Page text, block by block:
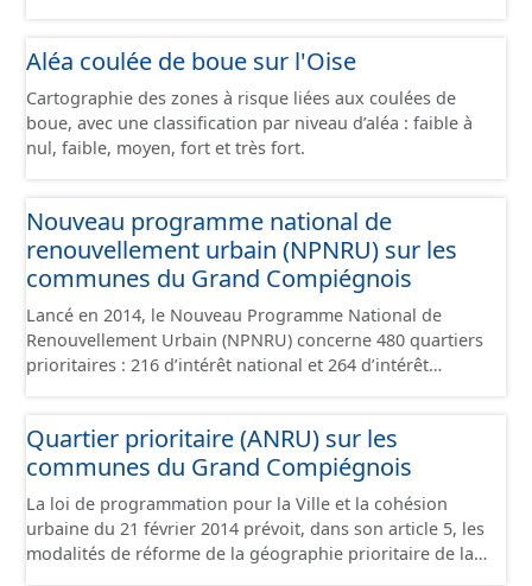
faible - inondations de cave, avec une fiabilité forte -
inondations de cave, avec une fiabilité moyenne -
inondations de cave, avec une fiabilité faible -
inondations de cave, avec une fiabilité inconnue -
absence d'inondation, avec une fiabilité forte - absence
d'inondation, avec une fiabilité faible - absence
d'inondation, avec une fiabilité inconnue
Aléa coulée de boue sur l'Oise
Cartographie des zones à risque liées aux coulées de
boue, avec une classification par niveau d’aléa : faible à
nul, faible, moyen, fort et très fort.
Nouveau programme national de
renouvellement urbain (NPNRU) sur les
communes du Grand Compiégnois
Lancé en 2014, le Nouveau Programme National de
Renouvellement Urbain (NPNRU) concerne 480 quartiers
prioritaires : 216 d’intérêt national et 264 d’intérêt
métropoles, des villes moyennes, de grands ensembles
d’habitat social ou des immeubles dans les centres
anciens dégradés, situés dans l’Hexagone et en outre-
mer. L’Agence Nationale de la Rénovation Urbaine
(ANRU), chargée de la mise en œuvre du NPNRU,
dispose désormais de 10 milliards d’euros pour le
Quartier prioritaire (ANRU) sur les
communes du Grand Compiégnois
La loi de programmation pour la Ville et la cohésion
urbaine du 21 février 2014 prévoit, dans son article 5, les
modalités de réforme de la géographie prioritaire de la